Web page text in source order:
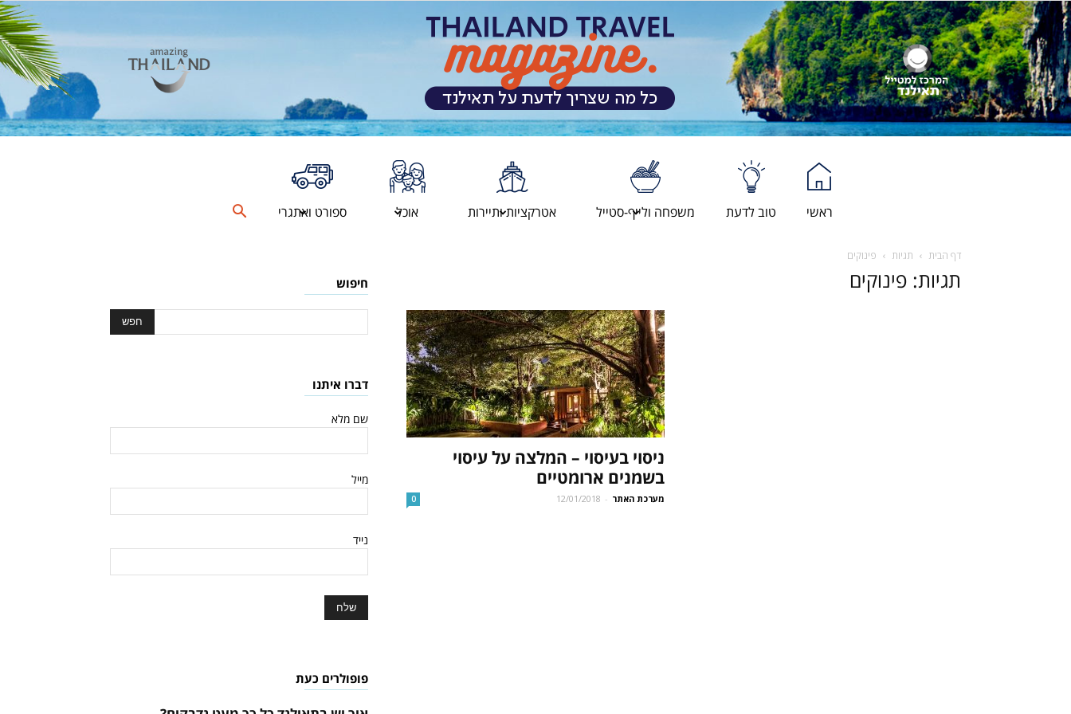
לתאילנד
ראשי טוב לדעת משפחה ולייף-סטייל אטרקציות ותיירות אוכל ספורט ואתגרי
דף הבית תגיות פינוקים
תגיות: פינוקים
ניסוי בעיסוי – המלצה על עיסוי
בשמנים ארומטיים
מערכת האתר -
12/01/2018
0
חיפוש
דברו איתנו
שם מלא
מייל
נייד
פופולרים כעת